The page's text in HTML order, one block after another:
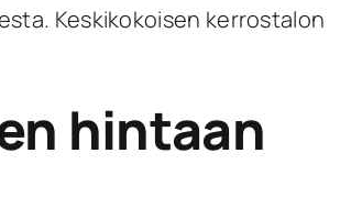
Keskikokoisen kerrostalon
hintaan